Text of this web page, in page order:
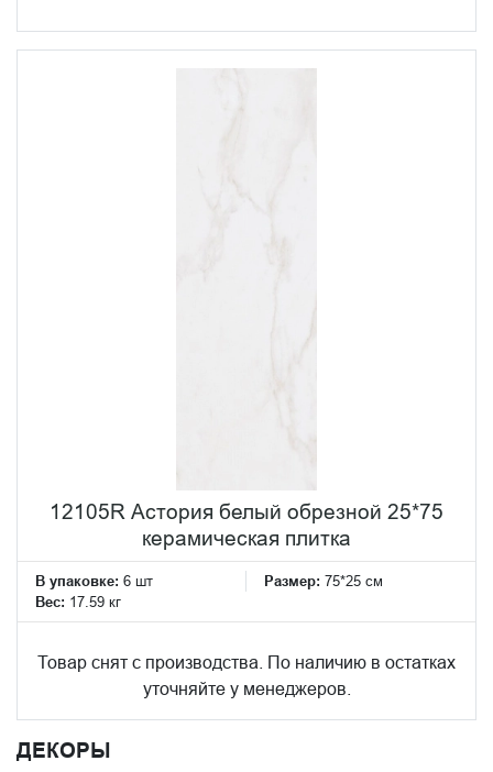
12105R Астория белый обрезной 25*75
керамическая плитка
В упаковке: 6 шт Размер: 75*25 см
Вес: 17.59 кг
Товар снят с производства. По наличию в остатках
уточняйте у менеджеров.
ДЕКОРЫ